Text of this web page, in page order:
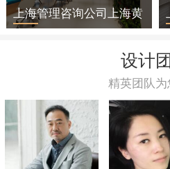
上海管理咨询公司上海黄
设计
精英团队为